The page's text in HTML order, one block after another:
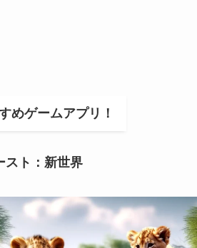
めゲームアプリ！
スト：新世界